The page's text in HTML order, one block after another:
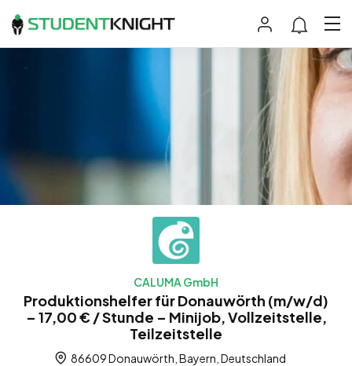
CALUMA GmbH
Produktionshelfer für Donauwörth (m/w/d)
– 17,00 € / Stunde – Minijob, Vollzeitstelle,
Teilzeitstelle
86609 Donauwörth, Bayern, Deutschland